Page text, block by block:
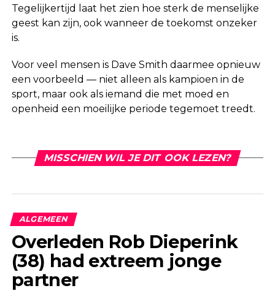
Tegelijkertijd laat het zien hoe sterk de menselijke
geest kan zijn, ook wanneer de toekomst onzeker
is.
Voor veel mensen is Dave Smith daarmee opnieuw
een voorbeeld — niet alleen als kampioen in de
sport, maar ook als iemand die met moed en
openheid een moeilijke periode tegemoet treedt.
MISSCHIEN WIL JE DIT OOK LEZEN?
ALGEMEEN
Overleden Rob Dieperink
(38) had extreem jonge
partner